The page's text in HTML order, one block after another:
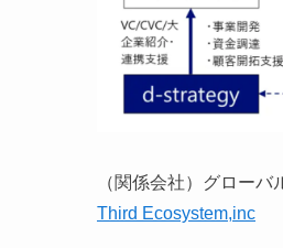
（関係会社）グロー
Third Ecosystem,inc